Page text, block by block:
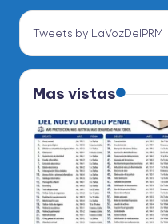
Tweets by LaVozDelPRM
Mas vistas